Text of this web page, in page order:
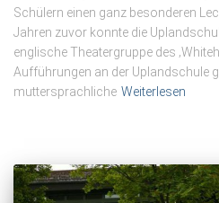
Schülern einen ganz besonderen
Jahren zuvor konnte die
englische Theatergruppe des
Aufführungen an der Uplandschule
muttersprachliche Weiterlesen